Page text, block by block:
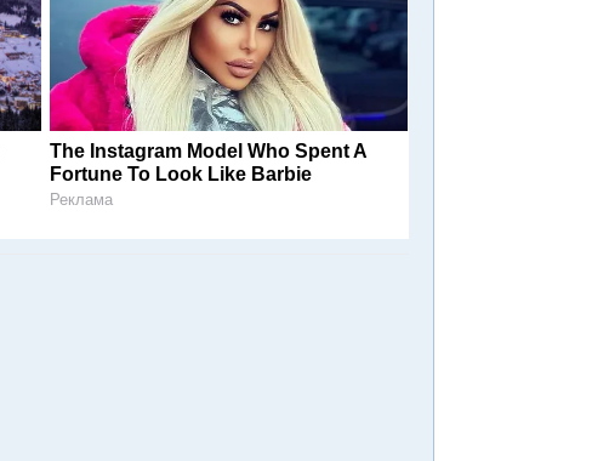
The Instagram Model Who Spent A
Fortune To Look Like Barbie
Реклама